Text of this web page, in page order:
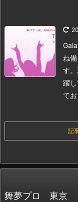
ね
す
躍
てお
記
舞夢プロ 東京